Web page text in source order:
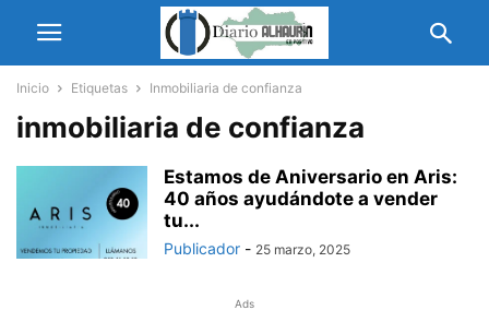
Inicio Etiquetas Inmobiliaria de confianza
inmobiliaria de confianza
Estamos de Aniversario en Aris:
40 años ayudándote a vender
tu...
Publicador - 25 marzo, 2025
Ads